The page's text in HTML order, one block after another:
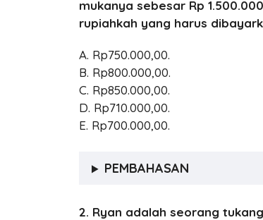
mukanya sebesar Rp
rupiahkah yang harus
A. Rp750.000,00.
B. Rp800.000,00.
C. Rp850.000,00.
D. Rp710.000,00.
E. Rp700.000,00.
PEMBAHASAN
2. Ryan adalah seorang